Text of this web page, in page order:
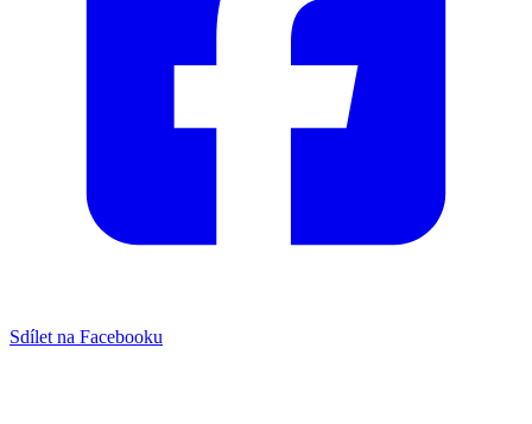
Sdílet na Facebooku